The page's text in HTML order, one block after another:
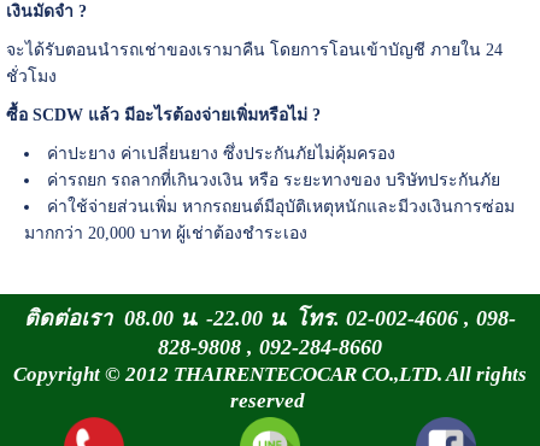
เงินมัดจำ ?
จะได้รับตอนนำรถเช่าของเรามาคืน โดยการโอนเข้าบัญชี ภายใน 24
ชั่วโมง
ซื้อ SCDW แล้ว มีอะไรต้องจ่ายเพิ่มหรือไม่ ?
ค่าปะยาง ค่าเปลี่ยนยาง ซึ่งประกันภัยไม่คุ้มครอง
ค่ารถยก รถลากที่เกินวงเงิน หรือ ระยะทางของ บริษัทประกันภัย
ค่าใช้จ่ายส่วนเพิ่ม หากรถยนต์มีอุบัติเหตุหนักและมีวงเงินการซ่อม
มากกว่า 20,000 บาท ผู้เช่าต้องชำระเอง
ติดต่อเรา 08.00 น. -22.00 น. โทร. 02-002-4606 , 098-
828-9808 , 092-284-8660
Copyright © 2012 THAIRENTECOCAR CO.,LTD. All rights
reserved